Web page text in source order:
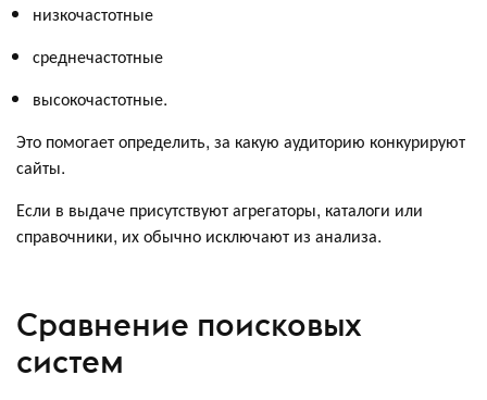
низкочастотные
среднечастотные
высокочастотные.
Это помогает определить, за какую аудиторию конкурируют
сайты.
Если в выдаче присутствуют агрегаторы, каталоги или
справочники, их обычно исключают из анализа.
Сравнение поисковых
систем